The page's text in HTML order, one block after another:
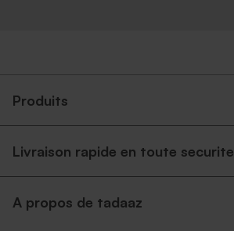
Produits
Livraison rapide en toute securite
A propos de tadaaz